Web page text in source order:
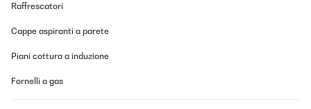
Raffrescatori
Cappe aspiranti a parete
Piani cottura a induzione
Fornelli a gas